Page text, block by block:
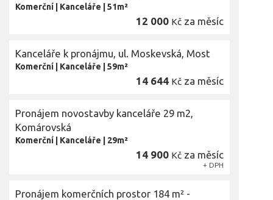
Komerční Kanceláře 51m²
12 000 Kč za měsíc
Kanceláře k pronájmu, ul. Moskevská, Most
Komerční Kanceláře 59m²
14 644 Kč za měsíc
Pronájem novostavby kanceláře 29 m2,
Komárovská
Komerční Kanceláře 29m²
14 900 Kč za měsíc
+ DPH
Pronájem komerčních prostor 184 m² -